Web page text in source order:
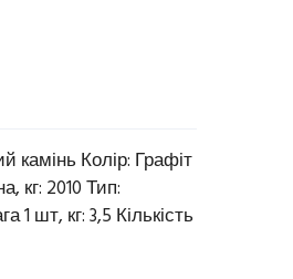
камінь Колір: Графіт
кг: 2010 Тип:
шт, кг: 3,5 Кількість